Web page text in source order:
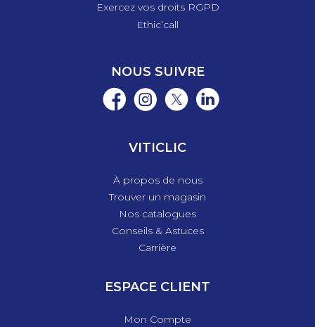
Exercez vos droits RGPD
Ethic’call
NOUS SUIVRE
VITICLIC
À propos de nous
Trouver un magasin
Nos catalogues
Conseils & Astuces
Carrière
ESPACE CLIENT
Mon Compte